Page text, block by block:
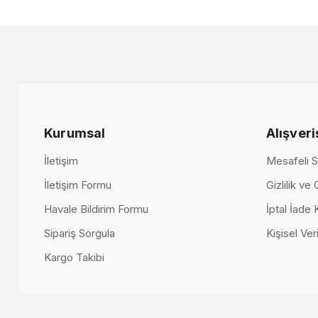
Bugatti Berjer
Kurumsal
İletişim
İletişim Formu
Havale Bildirim Formu
Sipariş Sorgula
Kargo Takibi
Mesafeli
Gizlilik ve
İptal İade
Kişisel